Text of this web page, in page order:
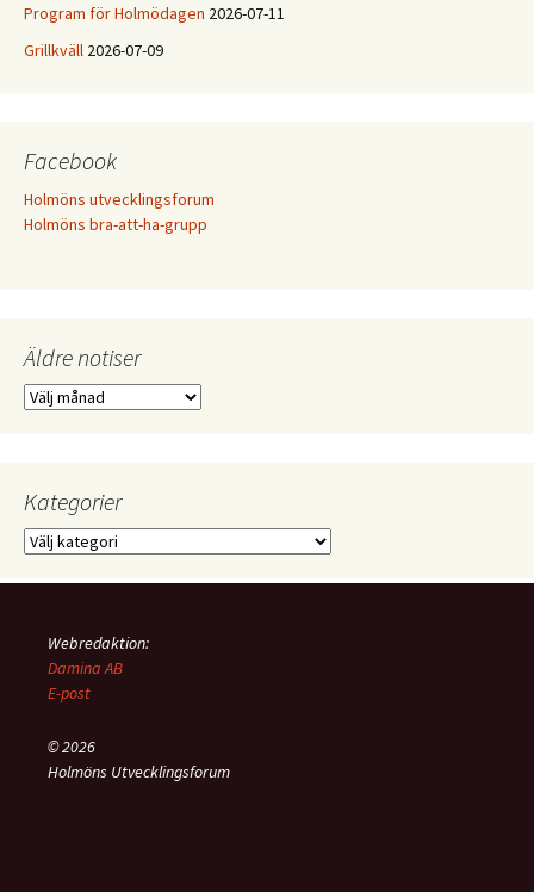
Program för Holmödagen 2026-07-11
Grillkväll 2026-07-09
Facebook
Holmöns utvecklingsforum
Holmöns bra-att-ha-grupp
Äldre notiser
Äldre
Kategorier
Kategorier
Webredaktion:
Damina AB
E-post
© 2026
Holmöns Utvecklingsforum